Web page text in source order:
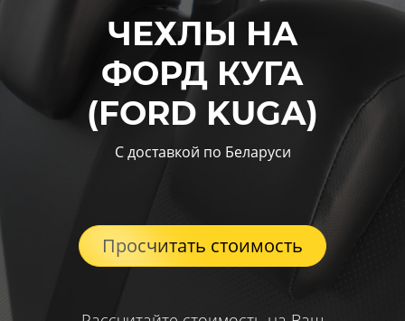
ЧЕХЛЫ НА
ФОРД КУГА
(FORD KUGA)
С доставкой по Беларуси
Просчитать стоимость